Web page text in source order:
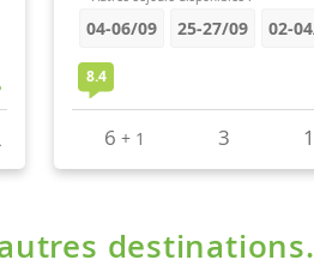
destinations.